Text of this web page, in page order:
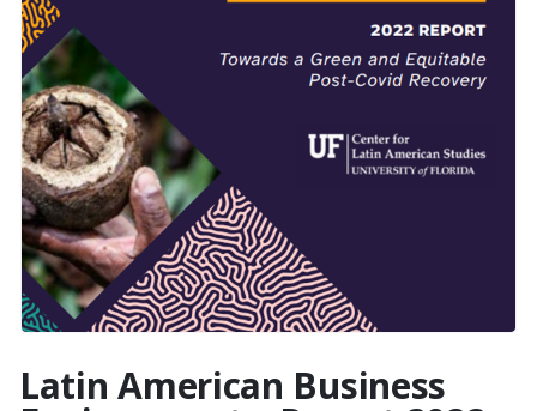
Latin American Business